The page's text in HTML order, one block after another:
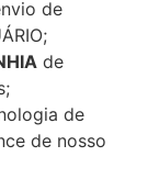
de
de
de
de nosso